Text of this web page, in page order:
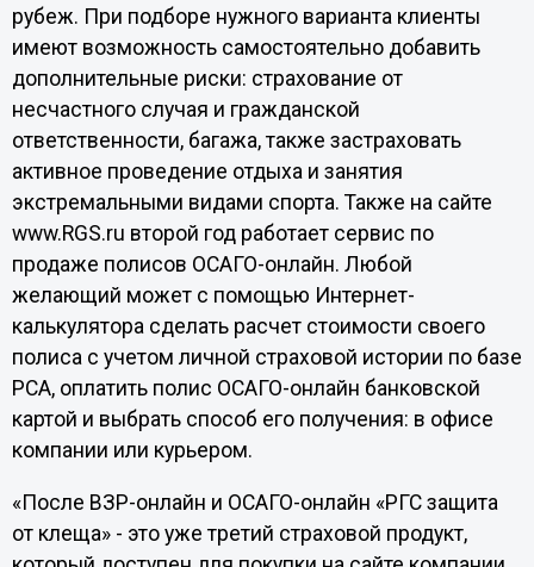
рубеж. При подборе нужного варианта клиенты
имеют возможность самостоятельно добавить
дополнительные риски: страхование от
несчастного случая и гражданской
ответственности, багажа, также застраховать
активное проведение отдыха и занятия
экстремальными видами спорта. Также на сайте
www.RGS.ru второй год работает сервис по
продаже полисов ОСАГО-онлайн. Любой
желающий может с помощью Интернет-
калькулятора сделать расчет стоимости своего
полиса с учетом личной страховой истории по базе
РСА, оплатить полис ОСАГО-онлайн банковской
картой и выбрать способ его получения: в офисе
компании или курьером.
«После ВЗР-онлайн и ОСАГО-онлайн «РГС защита
от клеща» - это уже третий страховой продукт,